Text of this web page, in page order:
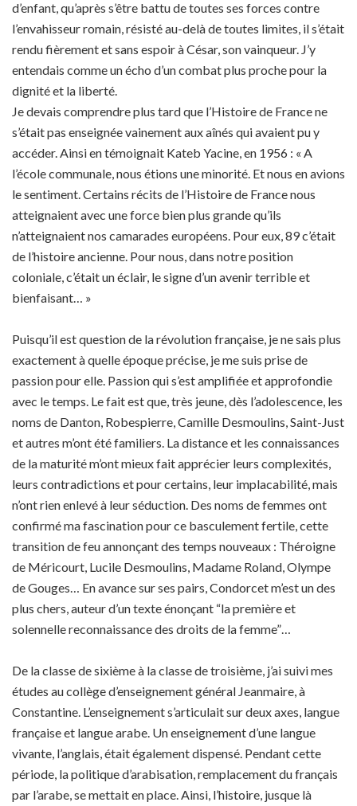
d’enfant, qu’après s’être battu de toutes ses forces contre
l’envahisseur romain, résisté au-delà de toutes limites, il s’était
rendu fièrement et sans espoir à César, son vainqueur. J’y
entendais comme un écho d’un combat plus proche pour la
dignité et la liberté.
Je devais comprendre plus tard que l’Histoire de France ne
s’était pas enseignée vainement aux aînés qui avaient pu y
accéder. Ainsi en témoignait Kateb Yacine, en 1956 : « A
l’école communale, nous étions une minorité. Et nous en avions
le sentiment. Certains récits de l’Histoire de France nous
atteignaient avec une force bien plus grande qu’ils
n’atteignaient nos camarades européens. Pour eux, 89 c’était
de l’histoire ancienne. Pour nous, dans notre position
coloniale, c’était un éclair, le signe d’un avenir terrible et
bienfaisant… »
Puisqu’il est question de la révolution française, je ne sais plus
exactement à quelle époque précise, je me suis prise de
passion pour elle. Passion qui s’est amplifiée et approfondie
avec le temps. Le fait est que, très jeune, dès l’adolescence, les
noms de Danton, Robespierre, Camille Desmoulins, Saint-Just
et autres m’ont été familiers. La distance et les connaissances
de la maturité m’ont mieux fait apprécier leurs complexités,
leurs contradictions et pour certains, leur implacabilité, mais
n’ont rien enlevé à leur séduction. Des noms de femmes ont
confirmé ma fascination pour ce basculement fertile, cette
transition de feu annonçant des temps nouveaux : Théroigne
de Méricourt, Lucile Desmoulins, Madame Roland, Olympe
de Gouges… En avance sur ses pairs, Condorcet m’est un des
plus chers, auteur d’un texte énonçant “la première et
solennelle reconnaissance des droits de la femme”…
De la classe de sixième à la classe de troisième, j’ai suivi mes
études au collège d’enseignement général Jeanmaire, à
Constantine. L’enseignement s’articulait sur deux axes, langue
française et langue arabe. Un enseignement d’une langue
vivante, l’anglais, était également dispensé. Pendant cette
période, la politique d’arabisation, remplacement du français
par l’arabe, se mettait en place. Ainsi, l’histoire, jusque là